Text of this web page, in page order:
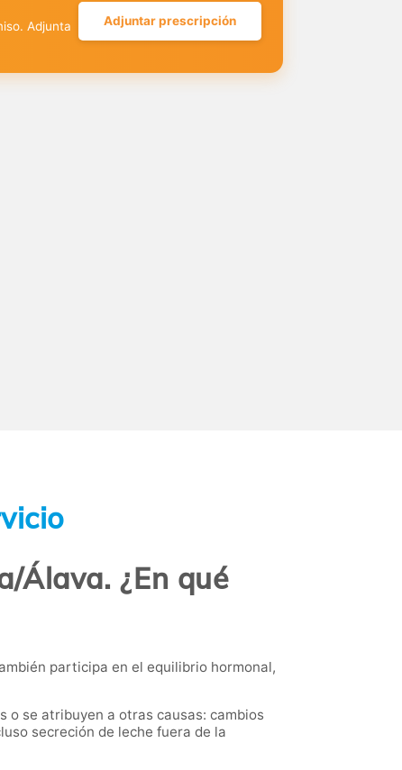
Adjunta
Adjuntar prescripción
Álava. ¿En qué
participa en el equilibrio hormonal,
o se atribuyen a otras causas: cambios
secreción de leche fuera de la